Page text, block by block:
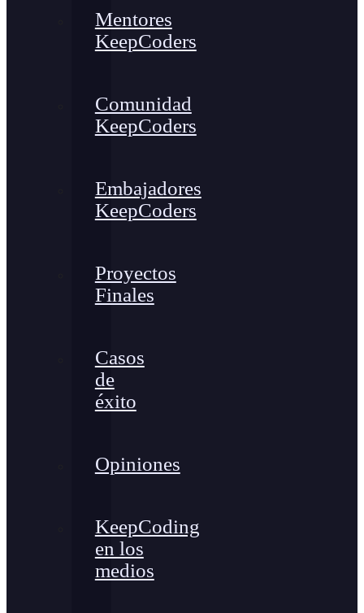
Mentores
KeepCoders
Comunidad
KeepCoders
Embajadores
KeepCoders
Proyectos
Finales
Casos
de
éxito
Opiniones
KeepCoding
en los
medios